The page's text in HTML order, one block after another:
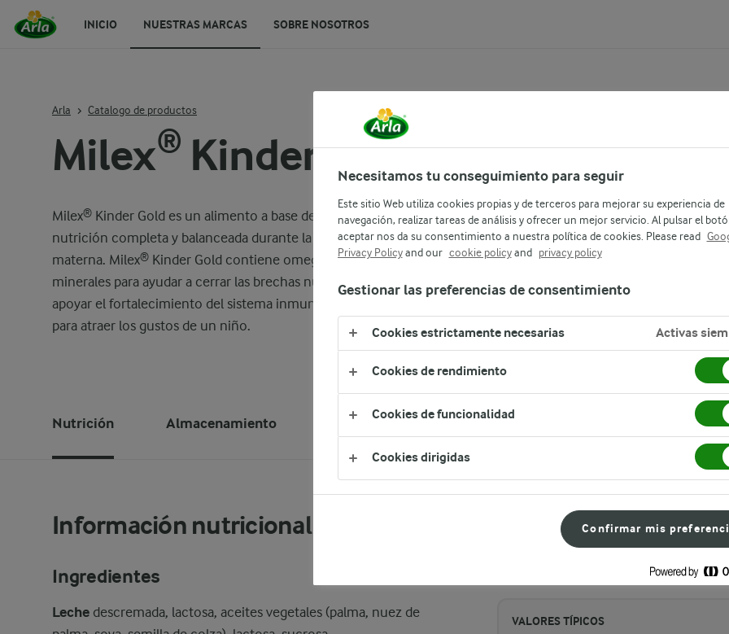
INICIO NUESTRAS MARCAS SOBRE NOSOTROS
Arla Catalogo de productos
Milex® Kinder Gold 360g
Milex® Kinder Gold es un alimento a base de leche para niños en crecimiento que apoya una
nutrición completa y balanceada durante la transición de la fórmula infantil o la leche
materna. Milex® Kinder Gold contiene omega 3 & 6, prebiótico y probióticos, vitaminas y
minerales para ayudar a cerrar las brechas nutricionales en la dieta de los niños pequeños y
apoyar el fortalecimiento del sistema inmune. Tiene un delicioso sabor a vainilla" diseñado
para atraer los gustos de un niño.
Nutrición Almacenamiento Información Adicional
Información nutricional
Ingredientes
Leche descremada, lactosa, aceites vegetales (palma, nuez de
Valores nutricionales
VALORES TÍPICOS
Necesitamos tu conseguimiento para seguir
Este sitio Web utiliza cookies propias y de terceros para mejorar su experiencia de
navegación, realizar tareas de análisis y ofrecer un mejor servicio. Al pulsar el
aceptar nos da su consentimiento a nuestra política de cookies. Please read
Privacy Policyand our cookie policyand privacy policy
Gestionar las preferencias de consentimiento
Cookies estrictamente necesarias Activas
Cookies de rendimiento
Cookies de funcionalidad
Cookies dirigidas
Confirmar mis